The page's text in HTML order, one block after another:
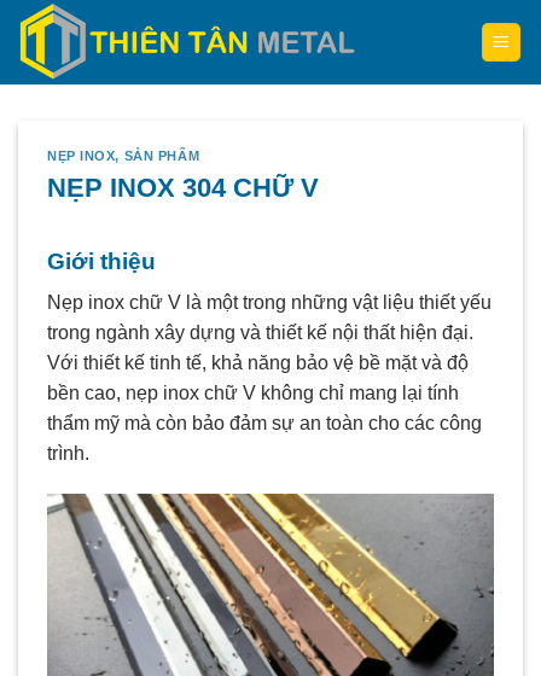
Skip
content
NẸP INOX, SẢN PHẨM
NẸP INOX 304 CHỮ V
Giới thiệu
Nẹp inox chữ V là một trong những vật liệu thiết yếu
trong ngành xây dựng và thiết kế nội thất hiện đại.
Với thiết kế tinh tế, khả năng bảo vệ bề mặt và độ
bền cao, nẹp inox chữ V không chỉ mang lại tính
thẩm mỹ mà còn bảo đảm sự an toàn cho các công
trình.